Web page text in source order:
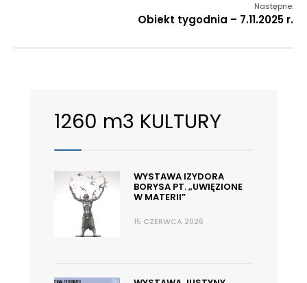
Następne:
Obiekt tygodnia – 7.11.2025 r.
1260 m3 KULTURY
WYSTAWA IZYDORA
BORYSA PT. „UWIĘZIONE
W MATERII”
15 CZERWCA 2026